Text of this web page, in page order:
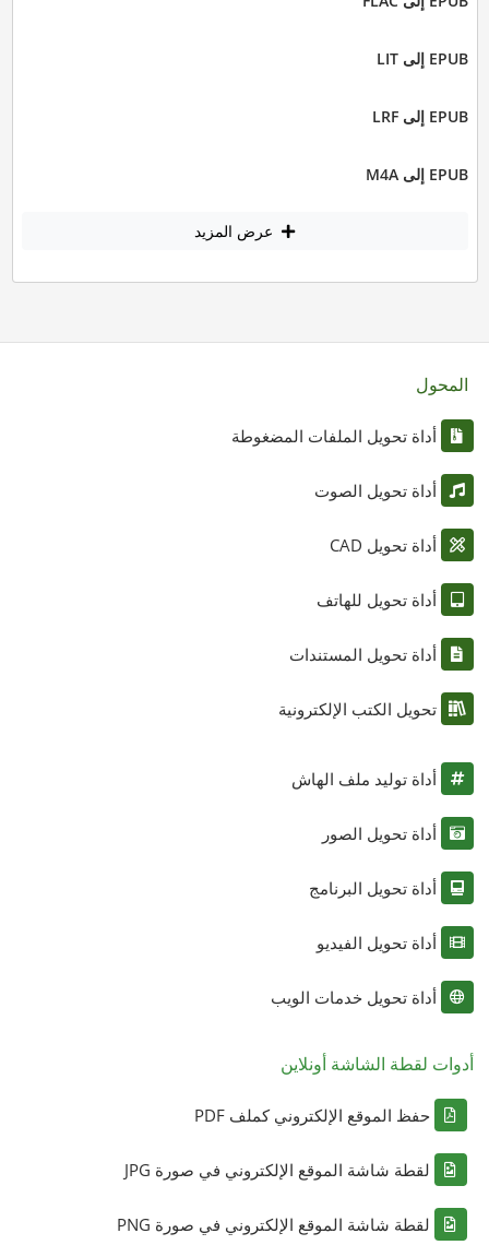
EPUB إلى LIT
EPUB إلى LRF
EPUB إلى M4A
عرض المزيد
المحول
أداة تحويل الملفات المضغوطة
أداة تحويل الصوت
أداة تحويل CAD
أداة تحويل للهاتف
أداة تحويل المستندات
تحويل الكتب الإلكترونية
أداة توليد ملف الهاش
أداة تحويل الصور
أداة تحويل البرنامج
أداة تحويل الفيديو
أداة تحويل خدمات الويب
أدوات لقطة الشاشة أونلاين
حفظ الموقع الإلكتروني كملف PDF
لقطة شاشة الموقع الإلكتروني في صورة JPG
لقطة شاشة الموقع الإلكتروني في صورة PNG